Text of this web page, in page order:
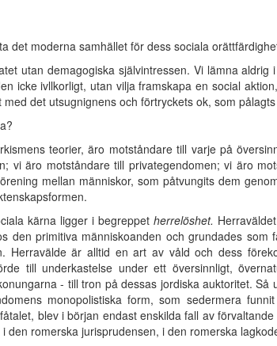
det moderna samhället för dess sociala
utan demagogiska självintressen. Vi lämna
icke ivllkorligt, utan vilja framskapa en social
det utsugnignens och förtryckets ok, som
teorier, äro motståndare till varje på
vi äro motståndare till privategendomen; vi äro
mellan människor, som påtvungits dem
kärna ligger i begreppet herrelöshet.
den primitiva människoanden och grundades
Herravälde är alltid en art av våld och dess
till underkastelse under ett översinnligt,
- till tron på dessas jordiska auktoritet.
monopolistiska form, som sedermera
blev i början endast enskilda fall av
den romerska jurisprudensen, i den romerska